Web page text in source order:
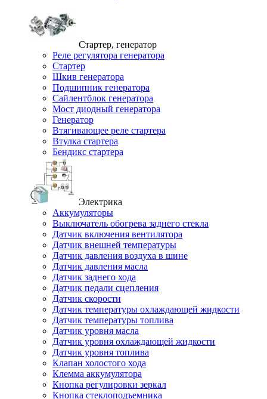
Стартер, генератор
Реле регулятора генератора
Стартер
Шкив генератора
Подшипник генератора
Сайлентблок генератора
Мост диодный генератора
Генератор
Втягивающее реле стартера
Втулка стартера
Бендикс стартера
Электрика
Аккумуляторы
Выключатель обогрева заднего стекла
Датчик включения вентилятора
Датчик внешней температуры
Датчик давления воздуха в шине
Датчик давления масла
Датчик заднего хода
Датчик педали сцепления
Датчик скорости
Датчик температуры охлаждающей жидкости
Датчик температуры топлива
Датчик уровня масла
Датчик уровня охлаждающей жидкости
Датчик уровня топлива
Клапан холостого хода
Клемма аккумулятора
Кнопка регулировки зеркал
Кнопка стеклоподъемника